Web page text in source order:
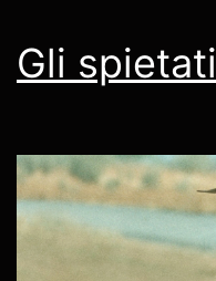
Gli spietati